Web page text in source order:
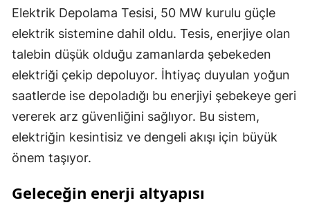
Elektrik Depolama Tesisi, 50 MW kurulu güçle
elektrik sistemine dahil oldu. Tesis, enerjiye olan
talebin düşük olduğu zamanlarda şebekeden
elektriği çekip depoluyor. İhtiyaç duyulan yoğun
saatlerde ise depoladığı bu enerjiyi şebekeye geri
vererek arz güvenliğini sağlıyor. Bu sistem,
elektriğin kesintisiz ve dengeli akışı için büyük
önem taşıyor.
Geleceğin enerji altyapısı